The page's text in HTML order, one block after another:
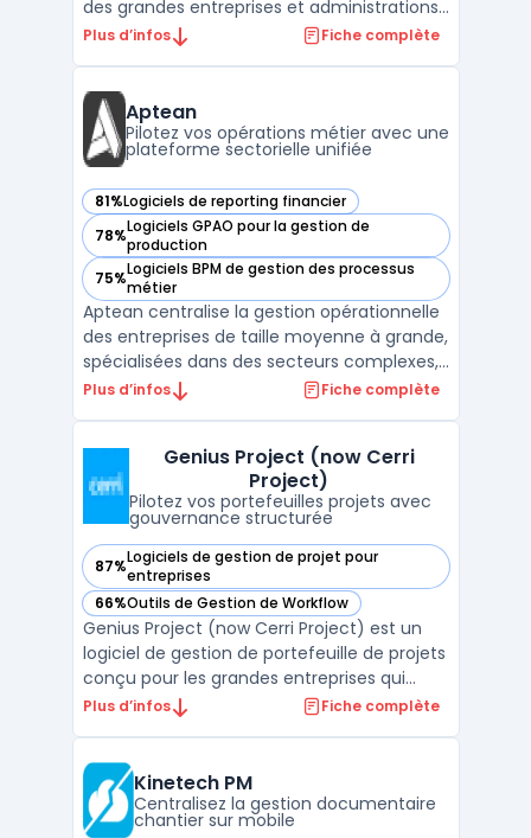
des grandes entreprises et administrations
publiques. Le logiciel s’adresse aux équipes
centraliser leurs budgets, aligner les ress ...
Plus d’infos Fiche complète
Aptean
Pilotez vos opérations métier avec une
plateforme sectorielle unifiée
81%Logiciels de reporting financier
— voir Aptean dans cette catégorie
78%Logiciels GPAO pour la gestion de
production
— voir Aptean dans cette catégorie
75%Logiciels BPM de gestion des processus
métier
— voir Aptean dans cette catégorie
Aptean centralise la gestion opérationnelle
des entreprises de taille moyenne à grande,
spécialisées dans des secteurs complexes,
en connectant la plateforme logicielle
organisations confrontées à la
multiplication d ...
Plus d’infos Fiche complète
Genius Project (now Cerri
Project)
Pilotez vos portefeuilles projets avec
gouvernance structurée
87%Logiciels de gestion de projet pour
entreprises
— voir Genius Project (now Cerri Project) dans cette
66%Outils de Gestion de Workflow
— voir Genius Project (now Cerri Project) dans cette
Genius Project (now Cerri Project) est un
logiciel de gestion de portefeuille de projets
conçu pour les grandes entreprises qui
gèrent des environnements complexes et
planification des ressources et la maîtrise
budgétai ...
Plus d’infos Fiche complète
Kinetech PM
Centralisez la gestion documentaire
chantier sur mobile